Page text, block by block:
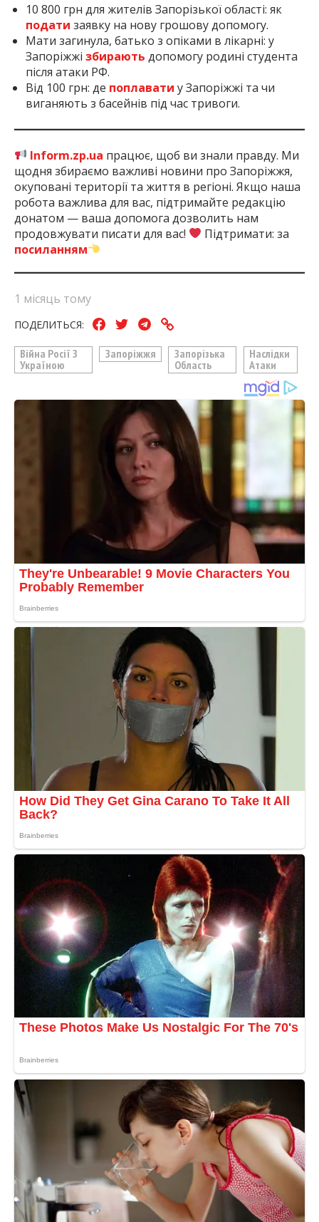
10 800 грн для жителів Запорізької області: як
подати заявку на нову грошову допомогу.
Мати загинула, батько з опіками в лікарні: у
Запоріжжі збирають допомогу родині студента
після атаки РФ.
Від 100 грн: де поплавати у Запоріжжі та чи
виганяють з басейнів під час тривоги.
Inform.zp.ua працює, щоб ви знали правду. Ми
щодня збираємо важливі новини про Запоріжжя,
окуповані території та життя в регіоні. Якщо наша
робота важлива для вас, підтримайте редакцію
донатом — ваша допомога дозволить нам
продовжувати писати для вас!
Підтримати: за
посиланням
1 місяць тому
ПОДЕЛИТЬСЯ:
Війна Росії З
Україною
Запоріжжя
Запорізька
Область
Наслідки
Атаки